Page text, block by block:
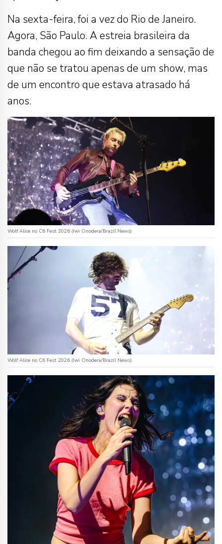
Na sexta-feira, foi a vez do Rio de Janeiro.
Agora, São Paulo. A estreia brasileira da
banda chegou ao fim deixando a sensação de
que não se tratou apenas de um show, mas
de um encontro que estava atrasado há
anos.
Wolf Alice no C6 Fest 2026 (Iwi Onodera/Brazil News)
Wolf Alice no C6 Fest 2026 (Iwi Onodera/Brazil News)